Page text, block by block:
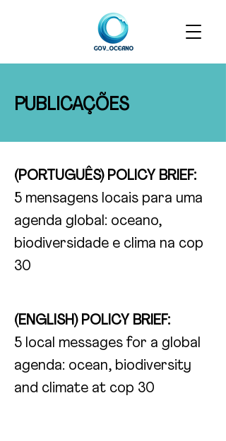
PUBLICAÇÕES
(PORTUGUÊS) POLICY BRIEF:
5 mensagens locais para uma
agenda global: oceano,
biodiversidade e clima na cop
30
(ENGLISH) POLICY BRIEF:
5 local messages for a global
agenda: ocean, biodiversity
and climate at cop 30